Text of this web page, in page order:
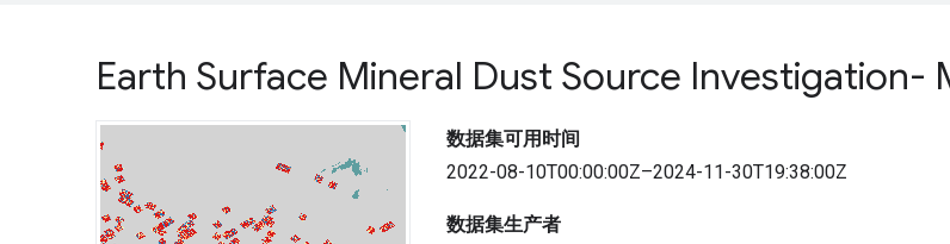
Earth Surface Mineral Dust Source Investigation-
数据集可用时间
2022-08-10T00:00:00Z–2024-11-30T19:38:00Z
数据集生产者